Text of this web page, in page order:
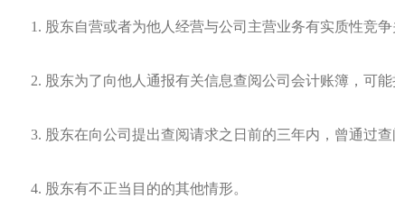
1. 股东自营或者为他人经营与公司主营业务有实质性竞争
2. 股东为了向他人通报有关信息查阅公司会计账簿，可能
3. 股东在向公司提出查阅请求之日前的三年内，曾通过
4. 股东有不正当目的的其他情形。